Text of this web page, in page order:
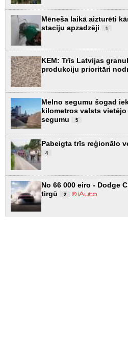
Mēneša laikā aizturēti
staciju apzadzēji
1
KEM: Trīs Latvijas
produkciju prioritāri
Melno segumu šogad
kilometros valsts
segumu
5
Pabeigta trīs reģionālo
4
No 66 000 eiro - Dodge
tirgū
2